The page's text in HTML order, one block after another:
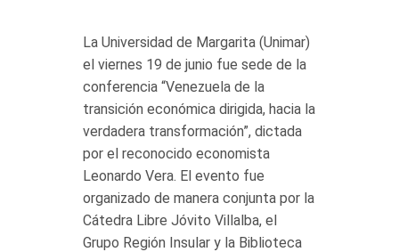
La Universidad de Margarita (Unimar)
el viernes 19 de junio fue sede de la
conferencia “Venezuela de la
transición económica dirigida, hacia la
verdadera transformación”, dictada
por el reconocido economista
Leonardo Vera. El evento fue
organizado de manera conjunta por la
Cátedra Libre Jóvito Villalba, el
Grupo Región Insular y la Biblioteca